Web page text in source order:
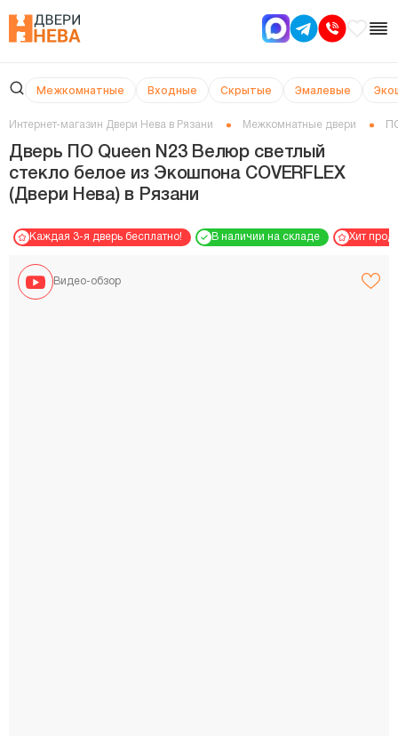
Межкомнатные Входные Скрытые Эмалевые
Интернет-магазин Двери Нева в Рязани Межкомнатные двери
Дверь ПО Queen N23 Велюр светлый
стекло белое из Экошпона COVERFLEX
(Двери Нева) в Рязани
Каждая 3-я дверь бесплатно! В наличии на складе Хит
Видео-обзор